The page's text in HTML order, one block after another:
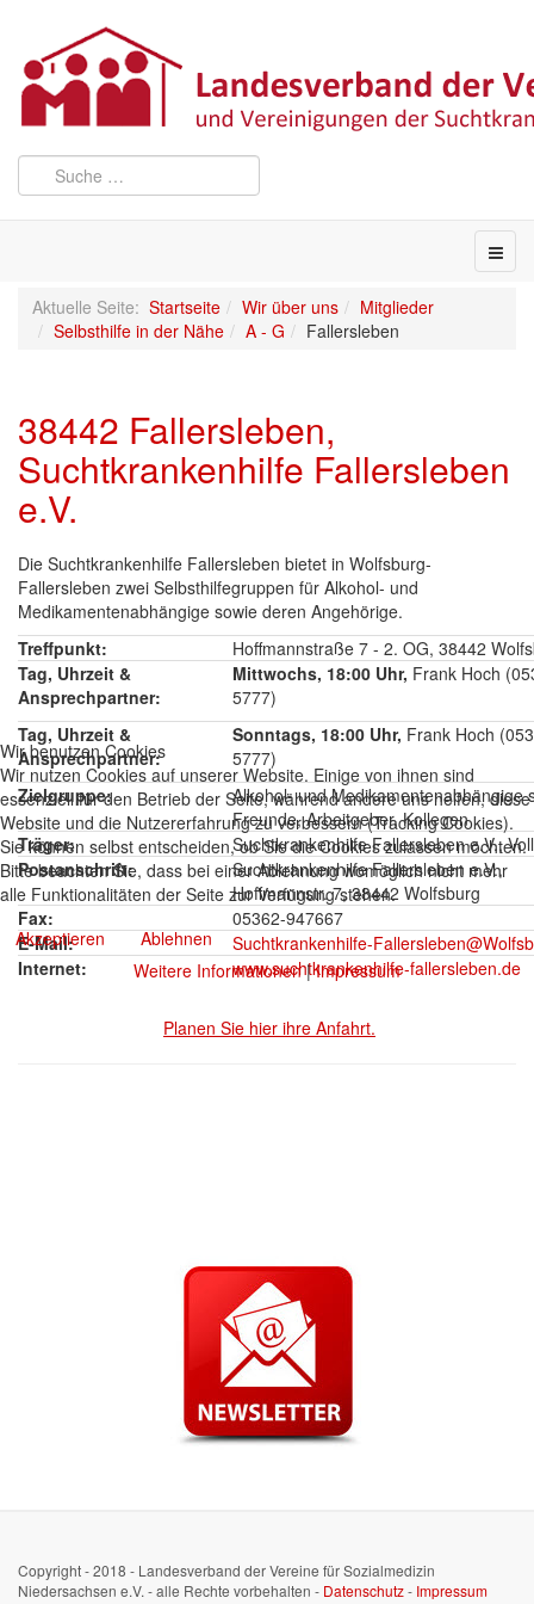
Aktuelle Seite: Startseite Wir über uns
Mitglieder
Selbsthilfe in der Nähe
A - G Fallersleben
38442 Fallersleben,
Suchtkrankenhilfe Fallersleben
e.V.
Die Suchtkrankenhilfe Fallersleben bietet in Wolfsburg-
Fallersleben zwei Selbsthilfegruppen für Alkohol- und
Medikamentenabhängige sowie deren Angehörige.
Treffpunkt:
Hoffmannstraße 7 - 2. OG, 38442
Tag, Uhrzeit &
Ansprechpartner:
Mittwochs, 18:00 Uhr, Frank Hoch
5777)
Tag, Uhrzeit &
Ansprechpartner:
Sonntags, 18:00 Uhr, Frank Hoch
5777)
Zielgruppe:
Alkohol- und Medikamentenabhängige
Freunde, Arbeitgeber, Kollegen
Träger:
Suchtkrankenhilfe Fallersleben e.V.,
Postanschrift:
Suchtkrankenhilfe Fallersleben e.V.,
Hoffmannstr. 7, 38442 Wolfsburg
Fax:
05362-947667
E-Mail:
Suchtkrankenhilfe-
Internet:
www.suchtkrankenhilfe-fallersleben.de
Planen Sie hier ihre Anfahrt.
Copyright - 2018 - Landesverband der Vereine für Sozialmedizin
Niedersachsen e.V. - alle Rechte vorbehalten - Datenschutz- Impressum
Wir benutzen Cookies
Wir nutzen Cookies auf unserer Website. Einige von ihnen sind
essenziell für den Betrieb der Seite, während andere uns helfen, diese
Website und die Nutzererfahrung zu verbessern (Tracking Cookies).
Sie können selbst entscheiden, ob Sie die Cookies zulassen möchten.
Bitte beachten Sie, dass bei einer Ablehnung womöglich nicht mehr
alle Funktionalitäten der Seite zur Verfügung stehen.
Akzeptieren
Ablehnen
Weitere Informationen|Impressum